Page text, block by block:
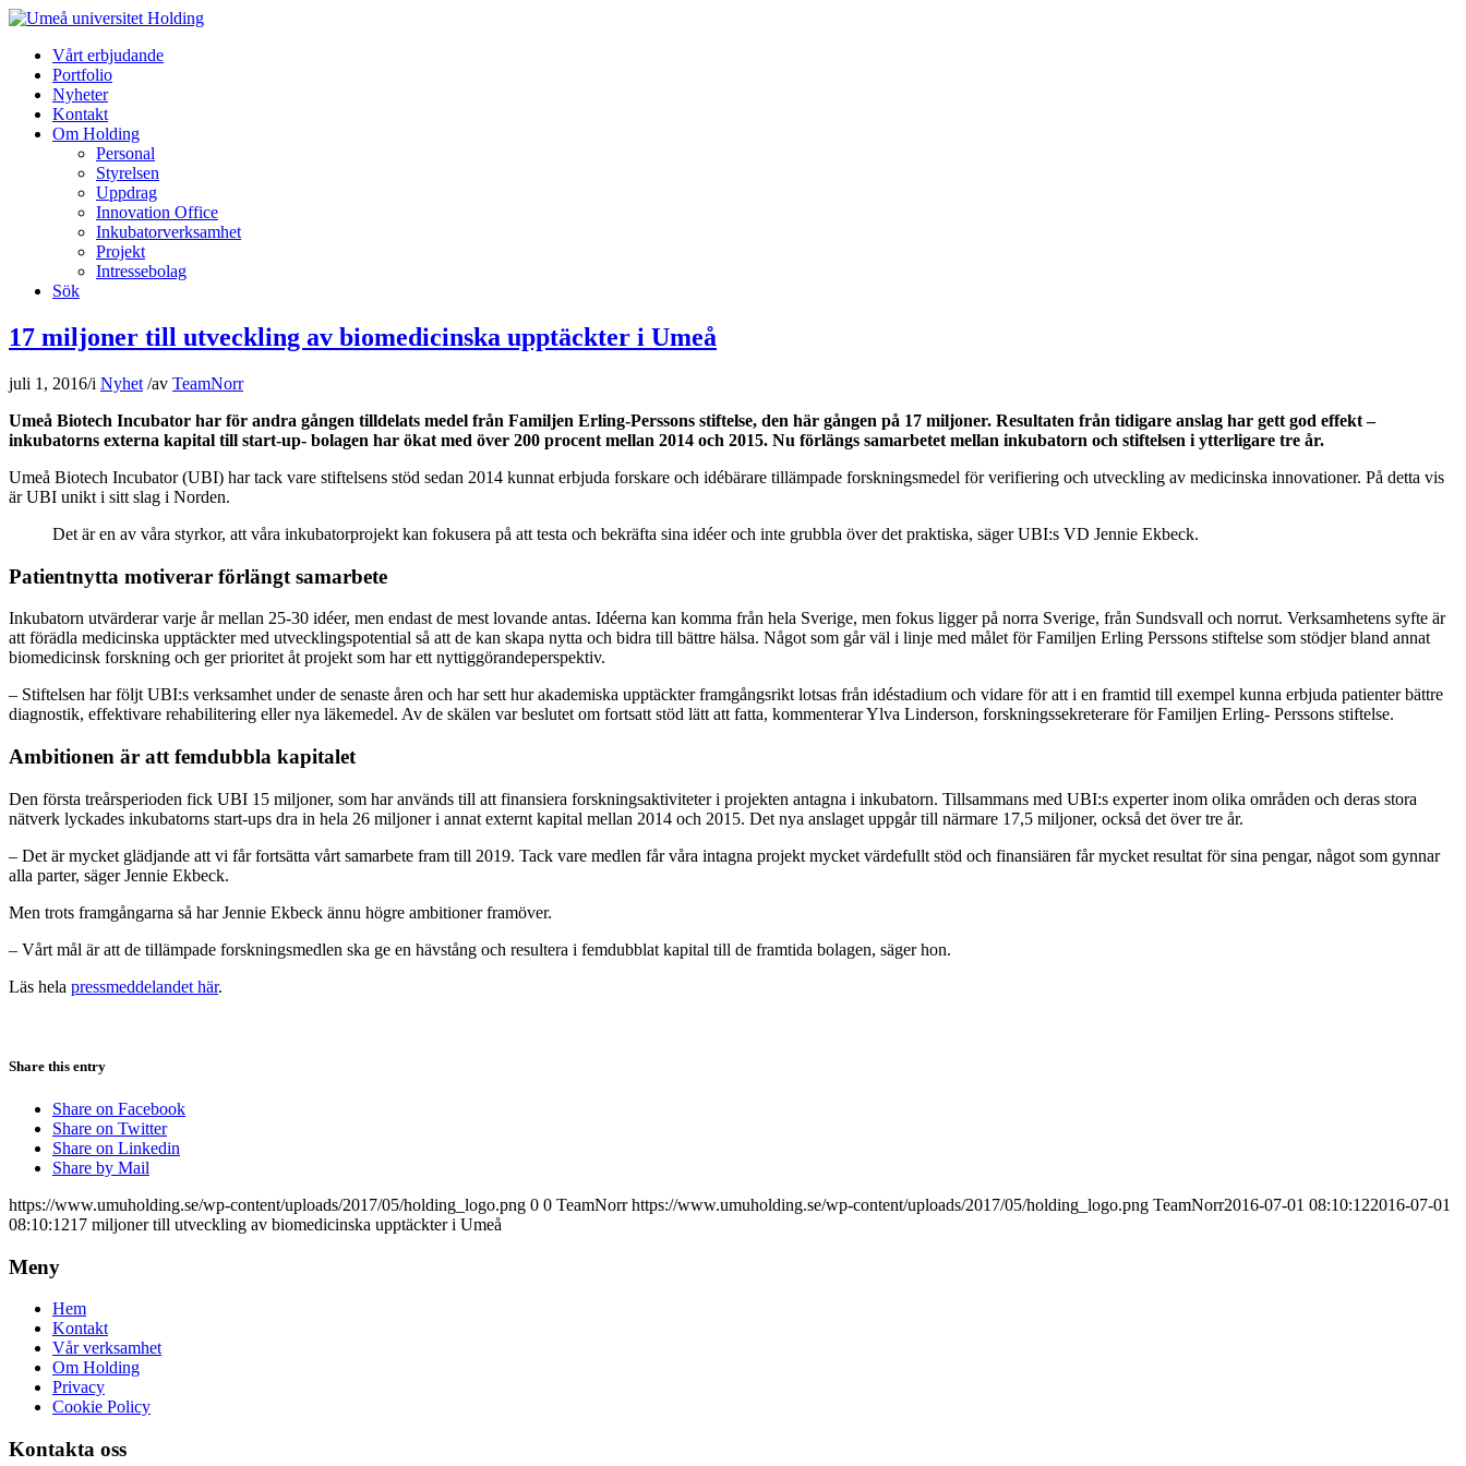
Vårt erbjudande
Portfolio
Nyheter
Kontakt
Om Holding
Personal
Styrelsen
Uppdrag
Innovation Office
Inkubatorverksamhet
Projekt
Intressebolag
Sök
17 miljoner till utveckling av biomedicinska upptäckter i Umeå
juli 1, 2016/i Nyhet /av TeamNorr
Umeå Biotech Incubator har för andra gången tilldelats medel från Familjen Erling-Perssons stiftelse, den här gången på 17 miljoner. Resultaten från tidigare anslag har gett god effekt –
inkubatorns externa kapital till start-up- bolagen har ökat med över 200 procent mellan 2014 och 2015. Nu förlängs samarbetet mellan inkubatorn och stiftelsen i ytterligare tre år.
Umeå Biotech Incubator (UBI) har tack vare stiftelsens stöd sedan 2014 kunnat erbjuda forskare och idébärare tillämpade forskningsmedel för verifiering och utveckling av medicinska innovationer. På detta vis
är UBI unikt i sitt slag i Norden.
Det är en av våra styrkor, att våra inkubatorprojekt kan fokusera på att testa och bekräfta sina idéer och inte grubbla över det praktiska, säger UBI:s VD Jennie Ekbeck.
Patientnytta motiverar förlängt samarbete
Inkubatorn utvärderar varje år mellan 25-30 idéer, men endast de mest lovande antas. Idéerna kan komma från hela Sverige, men fokus ligger på norra Sverige, från Sundsvall och norrut. Verksamhetens syfte är
att förädla medicinska upptäckter med utvecklingspotential så att de kan skapa nytta och bidra till bättre hälsa. Något som går väl i linje med målet för Familjen Erling Perssons stiftelse som stödjer bland annat
biomedicinsk forskning och ger prioritet åt projekt som har ett nyttiggörandeperspektiv.
– Stiftelsen har följt UBI:s verksamhet under de senaste åren och har sett hur akademiska upptäckter framgångsrikt lotsas från idéstadium och vidare för att i en framtid till exempel kunna erbjuda patienter bättre
diagnostik, effektivare rehabilitering eller nya läkemedel. Av de skälen var beslutet om fortsatt stöd lätt att fatta, kommenterar Ylva Linderson, forskningssekreterare för Familjen Erling- Perssons stiftelse.
Ambitionen är att femdubbla kapitalet
Den första treårsperioden fick UBI 15 miljoner, som har används till att finansiera forskningsaktiviteter i projekten antagna i inkubatorn. Tillsammans med UBI:s experter inom olika områden och deras stora
nätverk lyckades inkubatorns start-ups dra in hela 26 miljoner i annat externt kapital mellan 2014 och 2015. Det nya anslaget uppgår till närmare 17,5 miljoner, också det över tre år.
– Det är mycket glädjande att vi får fortsätta vårt samarbete fram till 2019. Tack vare medlen får våra intagna projekt mycket värdefullt stöd och finansiären får mycket resultat för sina pengar, något som gynnar
alla parter, säger Jennie Ekbeck.
Men trots framgångarna så har Jennie Ekbeck ännu högre ambitioner framöver.
– Vårt mål är att de tillämpade forskningsmedlen ska ge en hävstång och resultera i femdubblat kapital till de framtida bolagen, säger hon.
Läs hela pressmeddelandet här.
Share this entry
Share on Facebook
Share on Twitter
Share on Linkedin
Share by Mail
https://www.umuholding.se/wp-content/uploads/2017/05/holding_logo.png 0 0 TeamNorr https://www.umuholding.se/wp-content/uploads/2017/05/holding_logo.png TeamNorr2016-07-01 08:10:122016-07-01
08:10:1217 miljoner till utveckling av biomedicinska upptäckter i Umeå
Meny
Hem
Kontakt
Vår verksamhet
Om Holding
Privacy
Cookie Policy
Kontakta oss